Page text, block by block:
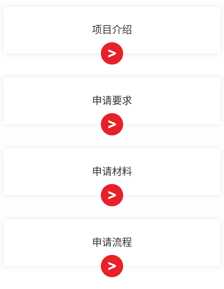
项目介绍
申请要求
申请材料
申请流程